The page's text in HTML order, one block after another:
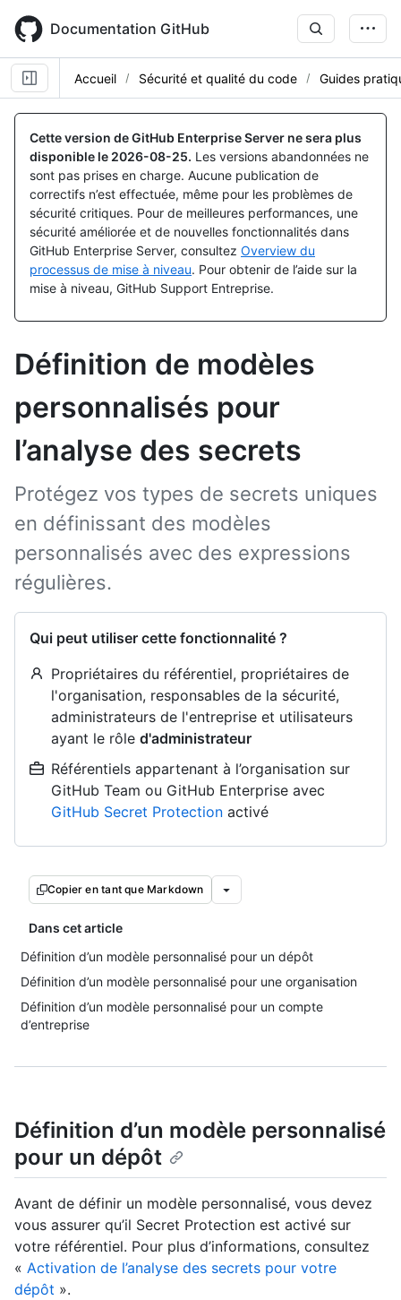
main
content
Documentation GitHub
Accueil Sécurité et qualité du code Guides
Cette version de GitHub Enterprise Server ne sera plus
disponible le 2026-08-25. Les versions abandonnées ne
sont pas prises en charge. Aucune publication de
correctifs n’est effectuée, même pour les problèmes de
sécurité critiques. Pour de meilleures performances, une
sécurité améliorée et de nouvelles fonctionnalités dans
GitHub Enterprise Server, consultez Overview du
processus de mise à niveau. Pour obtenir de l’aide sur la
mise à niveau, GitHub Support Entreprise.
Définition de modèles
personnalisés pour
l’analyse des secrets
Protégez vos types de secrets uniques
en définissant des modèles
personnalisés avec des expressions
régulières.
Qui peut utiliser cette fonctionnalité ?
Propriétaires du référentiel, propriétaires de
l'organisation, responsables de la sécurité,
administrateurs de l'entreprise et utilisateurs
ayant le rôle d'administrateur
Référentiels appartenant à l’organisation sur
GitHub Team ou GitHub Enterprise avec
GitHub Secret Protection activé
Copier en tant que Markdown
Dans cet article
Définition d’un modèle personnalisé pour un dépôt
Définition d’un modèle personnalisé pour une organisation
Définition d’un modèle personnalisé pour un compte
d’entreprise
Définition d’un modèle personnalisé
pour un dépôt
Avant de définir un modèle personnalisé, vous devez
vous assurer qu’il Secret Protection est activé sur
votre référentiel. Pour plus d’informations, consultez
« Activation de l’analyse des secrets pour votre
dépôt ».